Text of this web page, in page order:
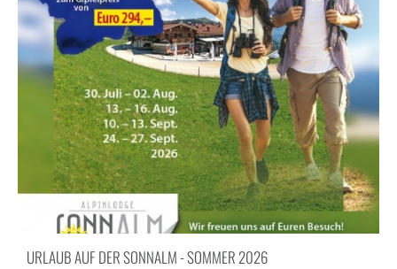
URLAUB AUF DER SONNALM - SOMMER 2026